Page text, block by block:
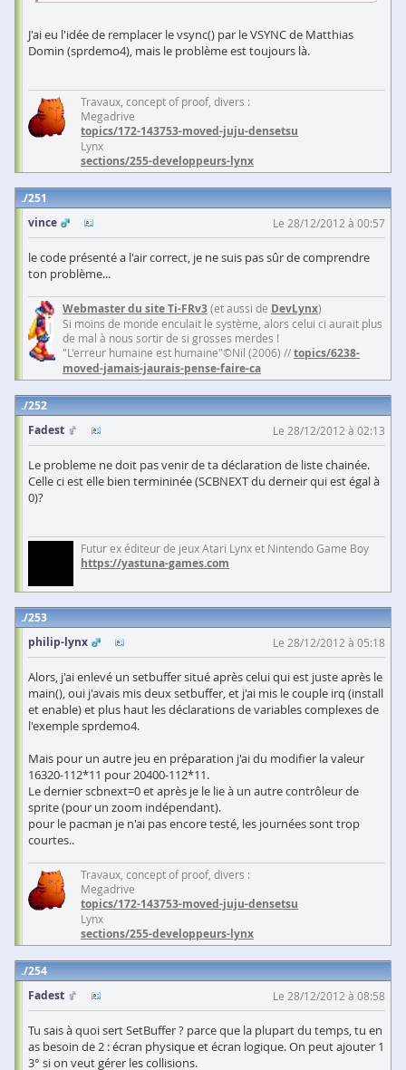
J'ai eu l'idée de remplacer le vsync() par le VSYNC de Matthias
Domin (sprdemo4), mais le problème est toujours là.
Travaux, concept of proof, divers :
Megadrive
topics/172-143753-moved-juju-densetsu
Lynx
sections/255-developpeurs-lynx
251
vince
Le 28/12/2012 à 00:57
le code présenté a l'air correct, je ne suis pas sûr de comprendre
ton problème...
Webmaster du site Ti-FRv3(et aussi de DevLynx)
Si moins de monde enculait le système, alors celui ci aurait plus
de mal à nous sortir de si grosses merdes !
"L'erreur humaine est humaine"©Nil (2006) //topics/6238-
moved-jamais-jaurais-pense-faire-ca
252
Fadest
Le 28/12/2012 à 02:13
Le probleme ne doit pas venir de ta déclaration de liste chainée.
Celle ci est elle bien termininée (SCBNEXT du derneir qui est égal à
0)?
Futur ex éditeur de jeux Atari Lynx et Nintendo Game Boy
https://yastuna-games.com
253
philip-lynx
Le 28/12/2012 à 05:18
Alors, j'ai enlevé un setbuffer situé après celui qui est juste après le
main(), oui j'avais mis deux setbuffer, et j'ai mis le couple irq (install
et enable) et plus haut les déclarations de variables complexes de
l'exemple sprdemo4.
Mais pour un autre jeu en préparation j'ai du modifier la valeur
16320-112*11 pour 20400-112*11.
Le dernier scbnext=0 et après je le lie à un autre contrôleur de
sprite (pour un zoom indépendant).
pour le pacman je n'ai pas encore testé, les journées sont trop
courtes..
Travaux, concept of proof, divers :
Megadrive
topics/172-143753-moved-juju-densetsu
Lynx
sections/255-developpeurs-lynx
254
Fadest
Le 28/12/2012 à 08:58
Tu sais à quoi sert SetBuffer ? parce que la plupart du temps, tu en
as besoin de 2 : écran physique et écran logique. On peut ajouter 1
3° si on veut gérer les collisions.